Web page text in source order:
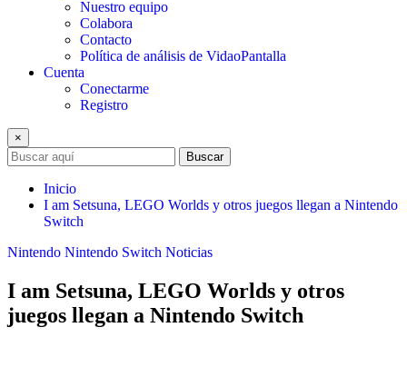
Nuestro equipo
Colabora
Contacto
Política de análisis de VidaoPantalla
Cuenta
Conectarme
Registro
×
Buscar
Inicio
I am Setsuna, LEGO Worlds y otros juegos llegan a Nintendo
Switch
Nintendo Nintendo Switch Noticias
I am Setsuna, LEGO Worlds y otros
juegos llegan a Nintendo Switch